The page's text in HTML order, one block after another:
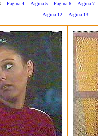
Pagina 4 Pagina 5 Pagina 6
Pagina 7
Pagina 12
Pagina 13